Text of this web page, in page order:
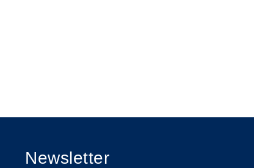
Newsletter